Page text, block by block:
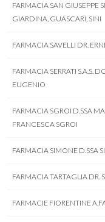
FARMACIA SAN GIUSEPPE
GIARDINA, GUASCARI, SINI
FARMACIA SAVELLI DR.
FARMACIA SERRATI S.A.S.
EUGENIO
FARMACIA SGROI D.SSA
FRANCESCA SGROI
FARMACIA SIMONE D.SSA
FARMACIA TARTAGLIA DR.
FARMACIE FIORENTINE